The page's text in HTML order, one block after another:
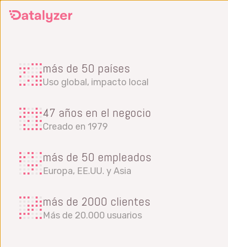
más de 50 países
Uso global, impacto local
47 años en el negocio
Creado en 1979
más de 50 empleados
Europa, EE.UU. y Asia
más de 2000 clientes
Más de 20.000 usuarios